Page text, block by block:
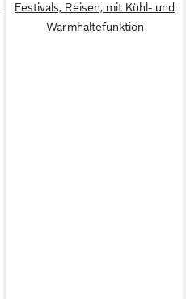
Festivals, Reisen, mit Kühl- und
Warmhaltefunktion